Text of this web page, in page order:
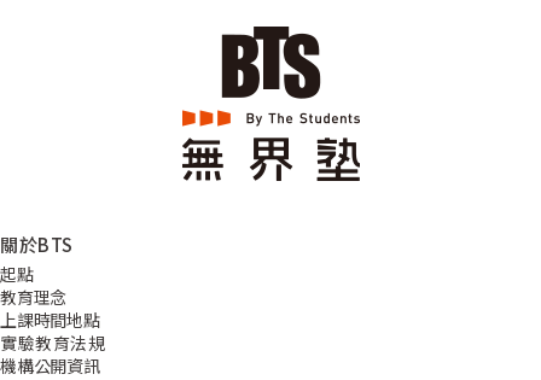
關於BTS
起點
教育理念
上課時間地點
實驗教育法規
機構公開資訊